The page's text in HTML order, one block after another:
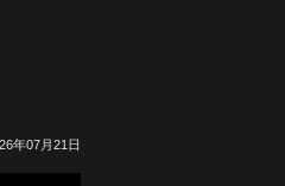
年07月21日